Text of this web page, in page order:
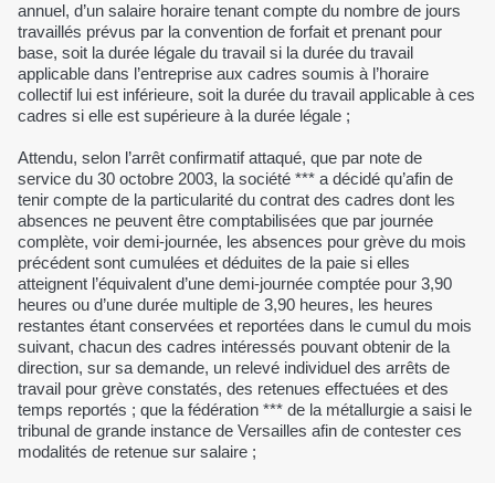
annuel, d’un salaire horaire tenant compte du nombre de jours
travaillés prévus par la convention de forfait et prenant pour
base, soit la durée légale du travail si la durée du travail
applicable dans l’entreprise aux cadres soumis à l’horaire
collectif lui est inférieure, soit la durée du travail applicable à ces
cadres si elle est supérieure à la durée légale ;
Attendu, selon l’arrêt confirmatif attaqué, que par note de
service du 30 octobre 2003, la société *** a décidé qu’afin de
tenir compte de la particularité du contrat des cadres dont les
absences ne peuvent être comptabilisées que par journée
complète, voir demi-journée, les absences pour grève du mois
précédent sont cumulées et déduites de la paie si elles
atteignent l’équivalent d’une demi-journée comptée pour 3,90
heures ou d’une durée multiple de 3,90 heures, les heures
restantes étant conservées et reportées dans le cumul du mois
suivant, chacun des cadres intéressés pouvant obtenir de la
direction, sur sa demande, un relevé individuel des arrêts de
travail pour grève constatés, des retenues effectuées et des
temps reportés ; que la fédération *** de la métallurgie a saisi le
tribunal de grande instance de Versailles afin de contester ces
modalités de retenue sur salaire ;